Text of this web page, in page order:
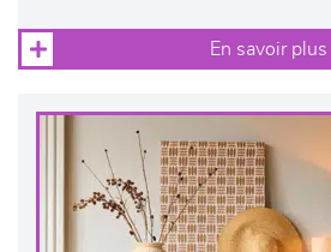
En savoir plus